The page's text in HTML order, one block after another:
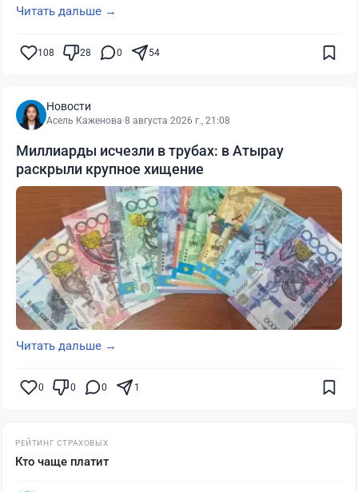
Читать дальше →
108 28 0 54
Новости
Асель Каженова·8 августа 2026 г., 21:08
Миллиарды исчезли в трубах: в Атырау
раскрыли крупное хищение
Читать дальше →
0 0 0 1
РЕЙТИНГ СТРАХОВЫХ
Кто чаще платит